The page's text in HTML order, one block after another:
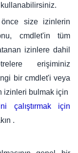
önce size izinlerin
cmdlet'in tüm
izinlere dahil
erişiminiz
bir cmdlet'i veya
izinleri bulmak için
çalıştırmak için
.